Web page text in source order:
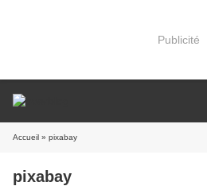
Publicité
Accueil » pixabay
pixabay